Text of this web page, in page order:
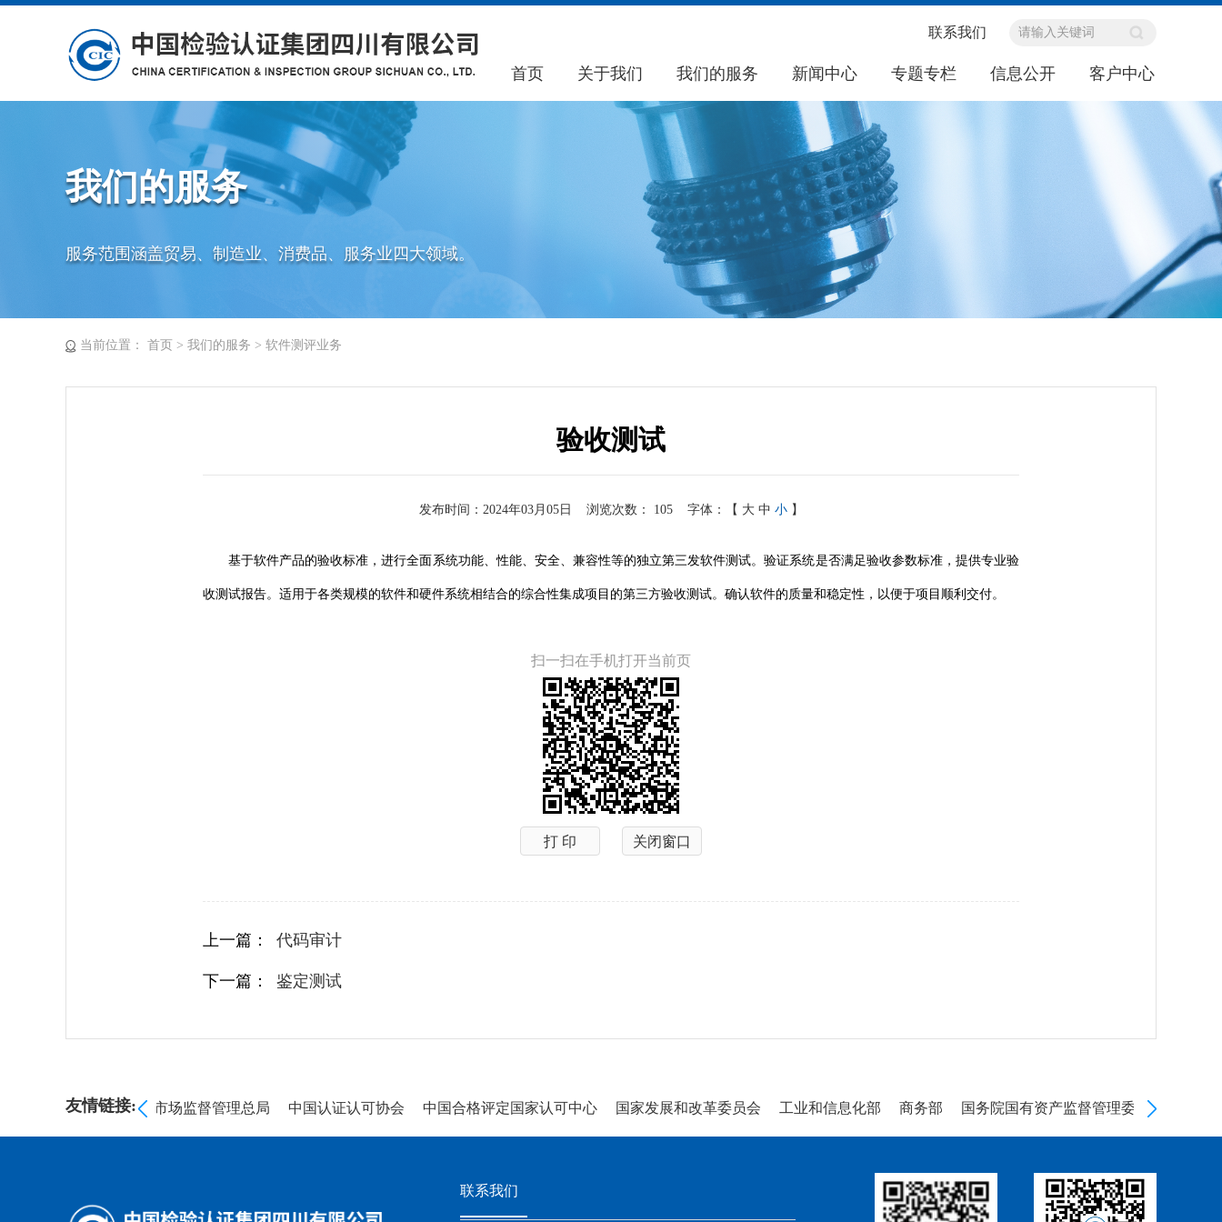
联系我们
首页 关于我们 我们的服务 新闻中心 专题专栏 信息公开 客户中心
我们的服务
服务范围涵盖贸易、制造业、消费品、服务业四大领域。
当前位置： 首页 > 我们的服务 > 软件测评业务
验收测试
发布时间：2024年03月05日 浏览次数： 105 字体：【 大 中 小 】
基于软件产品的验收标准，进行全面系统功能、性能、安全、兼容性等的独立第三发软件测试。验证系统是否满足验收参数标准，提供专业验
收测试报告。适用于各类规模的软件和硬件系统相结合的综合性集成项目的第三方验收测试。确认软件的质量和稳定性，以便于项目顺利交付。
扫一扫在手机打开当前页
打 印 关闭窗口
上一篇： 代码审计
下一篇： 鉴定测试
友情链接:
海关总署 国家市场监督管理总局 中国认证认可协会 中国合格评定国家认可中心 国家发展和改革委员会 工业和信息化部 商务部 国务院国有资产监督管理委员会
联系我们